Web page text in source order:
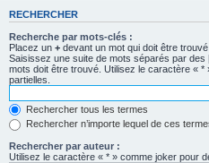
RECHERCHER
Recherche par mots-clés :
Placez un + devant un mot qui doit être
Saisissez une suite de mots séparés par des
mots doit être trouvé. Utilisez le caractère «
partielles.
Rechercher tous les termes
Rechercher n’importe lequel de ces
Rechercher par auteur :
Utilisez le caractère « * » comme joker pour